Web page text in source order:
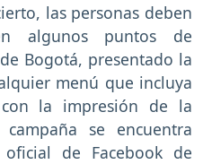
las personas deben
algunos puntos de
Bogotá, presentado la
menú que incluya
la impresión de la
se encuentra
de Facebook de